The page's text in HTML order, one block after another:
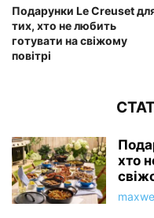
Подарунки Le Creuset
тих, хто не любить
готувати на свіжому
повітрі
хто